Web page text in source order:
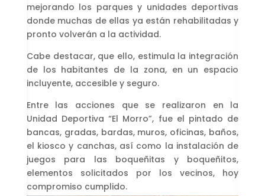
mejorando los parques y unidades deportivas
donde muchas de ellas ya están rehabilitadas y
pronto volverán a la actividad.
Cabe destacar, que ello, estimula la integración
de los habitantes de la zona, en un espacio
incluyente, accesible y seguro.
Entre las acciones que se realizaron en la
Unidad Deportiva “El Morro”, fue el pintado de
bancas, gradas, bardas, muros, oficinas, baños,
el kiosco y canchas, así como la instalación de
juegos para las boqueñitas y boqueñitos,
elementos solicitados por los vecinos, hoy
compromiso cumplido.